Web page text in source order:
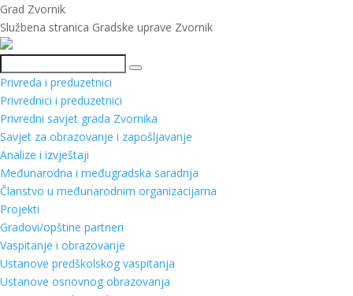
Grad Zvornik
Službena stranica Gradske uprave Zvornik
Pretraga
Privreda i preduzetnici
Privrednici i preduzetnici
Privredni savjet grada Zvornika
Savjet za obrazovanje i zapošljavanje
Analize i izvještaji
Međunarodna i međugradska saradnja
Članstvo u međunarodnim organizacijama
Projekti
Gradovi/opštine partneri
Vaspitanje i obrazovanje
Ustanove predškolskog vaspitanja
Ustanove osnovnog obrazovanja